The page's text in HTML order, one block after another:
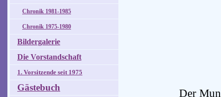
Chronik 1981-1985
Chronik 1975-1980
Bildergalerie
Die Vorstandschaft
1. Vorsitzende seit 1975
Gästebuch Der